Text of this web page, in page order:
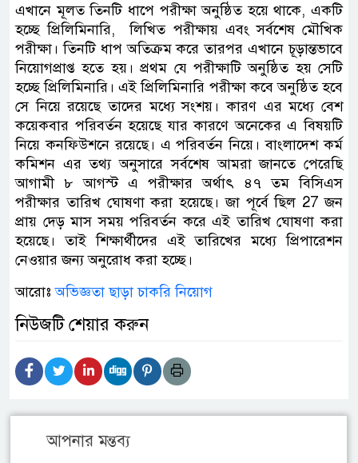
এখানে মূলত তিনটি ধাপে পরীক্ষা অনুষ্ঠিত হয়ে থাকে, একটি
হচ্ছে প্রিলিমিনারি, ‌ লিখিত পরীক্ষায় এবং সর্বশেষ মৌখিক
পরীক্ষা। তিনটি ধাপ অতিক্রম করে তারপর এখানে চূড়ান্তভাবে
নিয়োগপ্রাপ্ত হতে হয়। প্রথম যে পরীক্ষাটি অনুষ্ঠিত হয় সেটি
হচ্ছে প্রিলিমিনারি। এই প্রিলিমিনারি পরীক্ষা কবে অনুষ্ঠিত হবে
সে নিয়ে রয়েছে তাদের মধ্যে সংশয়। কারণ এর মধ্যে বেশ
কয়েকবার পরিবর্তন হয়েছে যার কারণে অনেকের এ বিষয়টি
নিয়ে কনফিউশনে রয়েছে। এ পরিবর্তন নিয়ে। বাংলাদেশ কর্ম
কমিশন এর তথ্য অনুসারে সর্বশেষ আমরা জানতে পেরেছি
আগামী ৮ আগস্ট এ পরীক্ষার অর্থাৎ ৪৭ তম বিসিএস
পরীক্ষার তারিখ ঘোষণা করা হয়েছে। জা পূর্বে ছিল 27 জন
প্রায় দেড় মাস সময় পরিবর্তন করে এই তারিখ ঘোষণা করা
হয়েছে। তাই শিক্ষার্থীদের এই তারিখের মধ্যে প্রিপারেশন
নেওয়ার জন্য অনুরোধ করা হচ্ছে।
আরোঃঅভিজ্ঞতা ছাড়া চাকরি নিয়োগ
নিউজটি শেয়ার করুন
আপনার মন্তব্য